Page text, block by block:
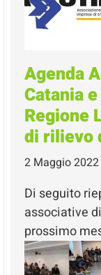
Agenda
Catania
Regione
di rilievo
2 Maggio 2022
Di seguito
associative
prossimo